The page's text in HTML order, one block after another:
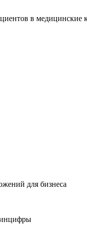
в медицинские
для бизнеса